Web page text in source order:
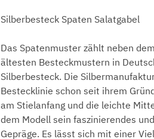
Silberbesteck Spaten Salatgabel
Das Spatenmuster zählt neben
ältesten Besteckmustern in
Silberbesteck. Die
Bestecklinie schon seit ihrem
am Stielanfang und die leichte
dem Modell sein faszinierendes
Gepräge. Es lässt sich mit einer